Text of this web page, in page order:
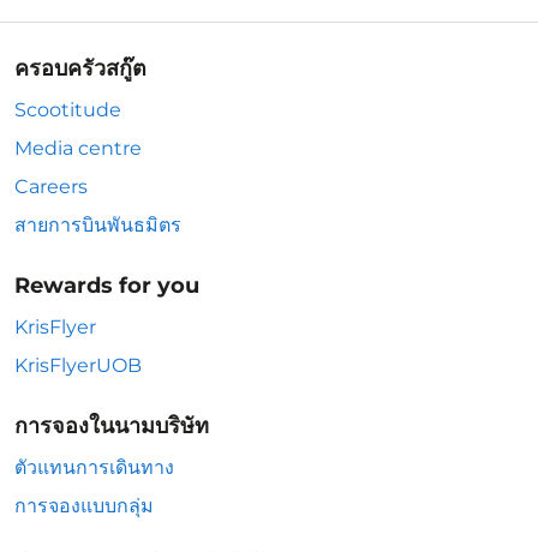
ครอบครัวสกู๊ต
Scootitude
Media centre
Careers
สายการบินพันธมิตร
Rewards for you
KrisFlyer
KrisFlyerUOB
การจองในนามบริษัท
ตัวแทนการเดินทาง
การจองแบบกลุ่ม